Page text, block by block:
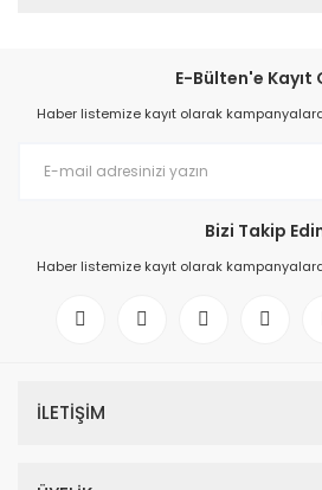
E-Bülten'e Kayıt
Haber listemize kayıt olarak
Bizi Takip
Haber listemize kayıt olarak
İLETİŞİM